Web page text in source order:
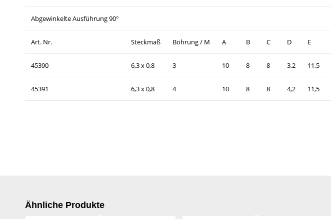
Abgewinkelte Ausführung 90°
Art. Nr. Steckmaß Bohrung / M A B C D E
45390 6,3 x 0,8 3 10 8 8 3,2 11,5
45391 6,3 x 0,8 4 10 8 8 4,2 11,5
Ähnliche Produkte